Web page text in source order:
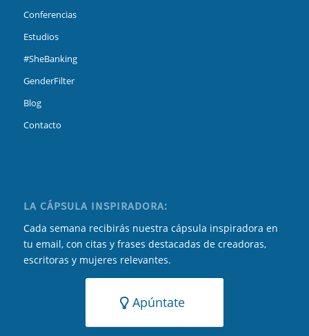
Conferencias
Estudios
#SheBanking
GenderFilter
Blog
Contacto
LA CÁPSULA INSPIRADORA:
Cada semana recibirás nuestra cápsula inspiradora en
tu email, con citas y frases destacadas de creadoras,
escritoras y mujeres relevantes.
Apúntate